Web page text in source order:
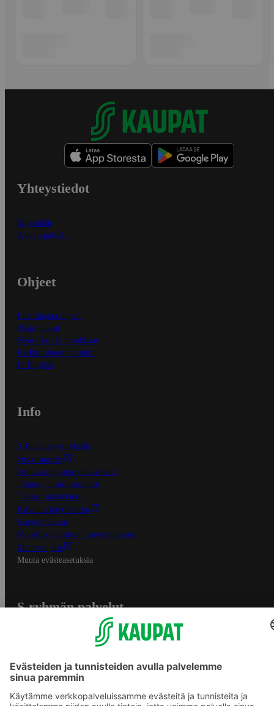
Yhteystiedot
Myymälät
Asiakaspalvelu
Ohjeet
Ensitilaajan ohjeet
Näin maksat
Näin tilaat ja muokkaat
Kaikki ohjeet ja vinkit
In English
Info
S-Business yrityksille
Oiva-raportit
Osuuskauppojen yhteystiedot
Tilaus- ja toimitusehdot
Tietosuojakäytäntö
Palvelun käyttöehdot
Saavutettavuus
Mobiilisovelluksen saavutettavuus
Mainostajalle
Muuta evästeasetuksia
S-ryhmän palvelut
Yhteishyvä Ruoka -sovellus
S-ostoslista -sovellus
Prisma.fi